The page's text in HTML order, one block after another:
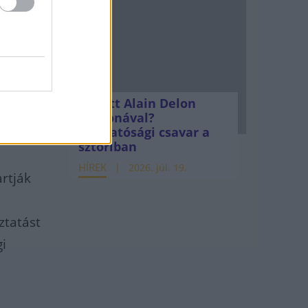
Mi lett Alain Delon
vagyonával?
Adóhatósági csavar a
sztoriban
HÍREK 2026. júl. 19.